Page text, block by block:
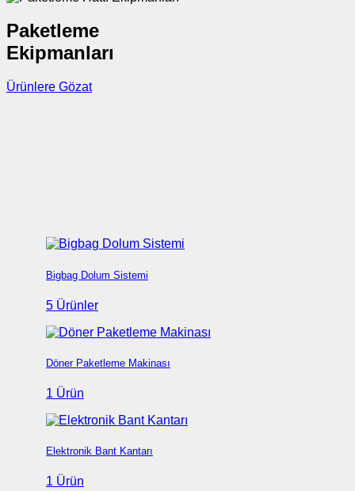
Paketleme
Ekipmanları
Ürünlere Gözat
Bigbag Dolum Sistemi
5 Ürünler
Döner Paketleme Makinası
1 Ürün
Elektronik Bant Kantarı
1 Ürün